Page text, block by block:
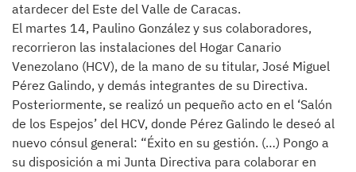
atardecer del Este del Valle de Caracas.
El martes 14, Paulino González y sus colaboradores,
recorrieron las instalaciones del Hogar Canario
Venezolano (HCV), de la mano de su titular, José Miguel
Pérez Galindo, y demás integrantes de su Directiva.
Posteriormente, se realizó un pequeño acto en el ‘Salón
de los Espejos’ del HCV, donde Pérez Galindo le deseó al
nuevo cónsul general: “Éxito en su gestión. (…) Pongo a
su disposición a mi Junta Directiva para colaborar en